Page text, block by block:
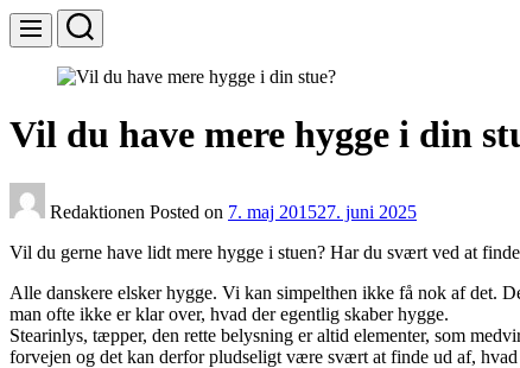
Menu Search
Vil du have mere hygge i din
Redaktionen Posted on 7. maj 201527. juni 2025
Vil du gerne have lidt mere hygge i stuen? Har du svært ved at
Alle danskere elsker hygge. Vi kan simpelthen ikke få nok af det.
man ofte ikke er klar over, hvad der egentlig skaber hygge.
Stearinlys, tæpper, den rette belysning er altid elementer, som
forvejen og det kan derfor pludseligt være svært at finde ud af,